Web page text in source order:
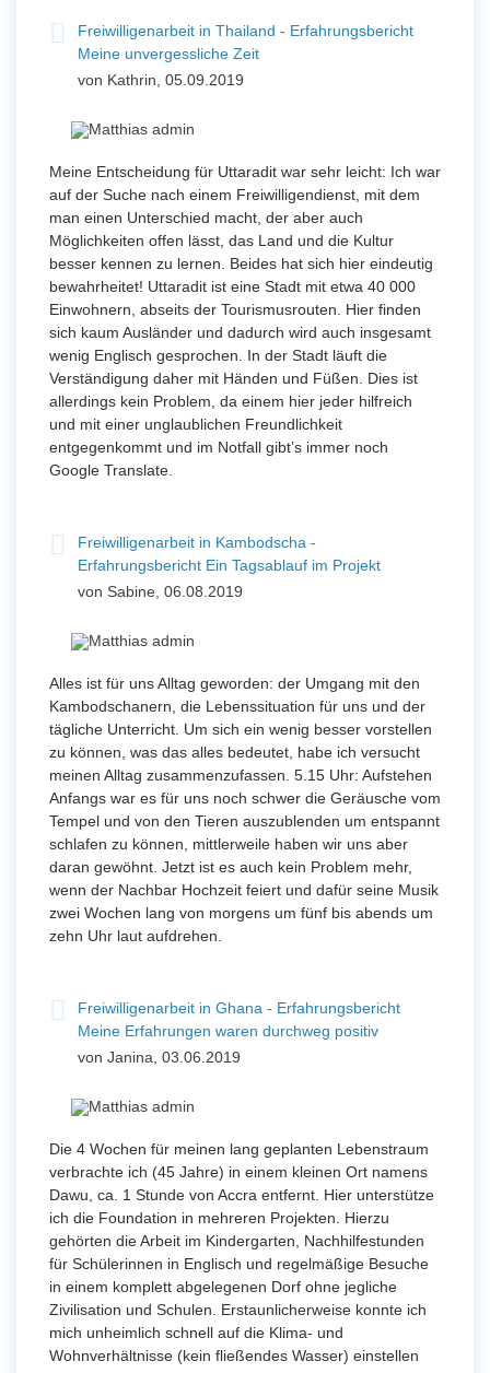
Freiwilligenarbeit in Thailand - Erfahrungsbericht
Meine unvergessliche Zeit
von Kathrin, 05.09.2019
Meine Entscheidung für Uttaradit war sehr leicht: Ich war
auf der Suche nach einem Freiwilligendienst, mit dem
man einen Unterschied macht, der aber auch
Möglichkeiten offen lässt, das Land und die Kultur
besser kennen zu lernen. Beides hat sich hier eindeutig
bewahrheitet! Uttaradit ist eine Stadt mit etwa 40 000
Einwohnern, abseits der Tourismusrouten. Hier finden
sich kaum Ausländer und dadurch wird auch insgesamt
wenig Englisch gesprochen. In der Stadt läuft die
Verständigung daher mit Händen und Füßen. Dies ist
allerdings kein Problem, da einem hier jeder hilfreich
und mit einer unglaublichen Freundlichkeit
entgegenkommt und im Notfall gibt’s immer noch
Google Translate.
Freiwilligenarbeit in Kambodscha -
Erfahrungsbericht Ein Tagsablauf im Projekt
von Sabine, 06.08.2019
Alles ist für uns Alltag geworden: der Umgang mit den
Kambodschanern, die Lebenssituation für uns und der
tägliche Unterricht. Um sich ein wenig besser vorstellen
zu können, was das alles bedeutet, habe ich versucht
meinen Alltag zusammenzufassen. 5.15 Uhr: Aufstehen
Anfangs war es für uns noch schwer die Geräusche vom
Tempel und von den Tieren auszublenden um entspannt
schlafen zu können, mittlerweile haben wir uns aber
daran gewöhnt. Jetzt ist es auch kein Problem mehr,
wenn der Nachbar Hochzeit feiert und dafür seine Musik
zwei Wochen lang von morgens um fünf bis abends um
zehn Uhr laut aufdrehen.
Freiwilligenarbeit in Ghana - Erfahrungsbericht
Meine Erfahrungen waren durchweg positiv
von Janina, 03.06.2019
Die 4 Wochen für meinen lang geplanten Lebenstraum
verbrachte ich (45 Jahre) in einem kleinen Ort namens
Dawu, ca. 1 Stunde von Accra entfernt. Hier unterstütze
ich die Foundation in mehreren Projekten. Hierzu
gehörten die Arbeit im Kindergarten, Nachhilfestunden
für Schülerinnen in Englisch und regelmäßige Besuche
in einem komplett abgelegenen Dorf ohne jegliche
Zivilisation und Schulen. Erstaunlicherweise konnte ich
mich unheimlich schnell auf die Klima- und
Wohnverhältnisse (kein fließendes Wasser) einstellen